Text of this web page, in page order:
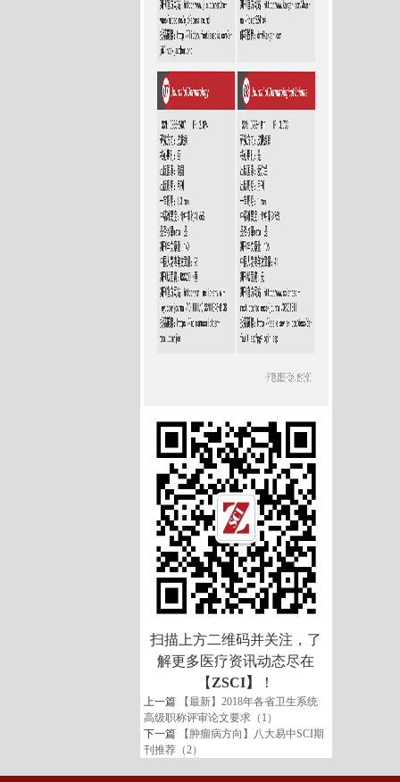
扫描上方二维码并关注，了
解更多医疗资讯动态尽在
【 ZSCI】 ！
上一篇
【最新】2018年各省卫生系统
高级职称评审论文要求（1）
下一篇
【肿瘤病方向】八大易中SCI期
刊推荐（2）